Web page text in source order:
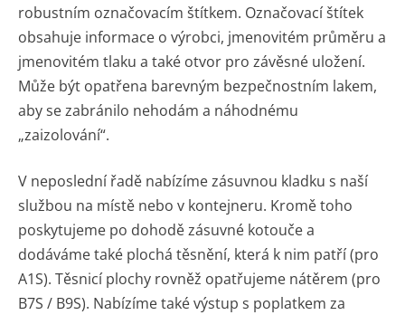
robustním označovacím štítkem. Označovací štítek
obsahuje informace o výrobci, jmenovitém průměru a
jmenovitém tlaku a také otvor pro závěsné uložení.
Může být opatřena barevným bezpečnostním lakem,
aby se zabránilo nehodám a náhodnému
„zaizolování“.
V neposlední řadě nabízíme zásuvnou kladku s naší
službou na místě nebo v kontejneru. Kromě toho
poskytujeme po dohodě zásuvné kotouče a
dodáváme také plochá těsnění, která k nim patří (pro
A1S). Těsnicí plochy rovněž opatřujeme nátěrem (pro
B7S / B9S). Nabízíme také výstup s poplatkem za